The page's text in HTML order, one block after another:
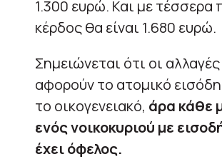
1.300 ευρώ. Και με τέσσερα
κέρδος θα είναι 1.680 ευρώ.
Σημειώνεται ότι οι
αφορούν το ατομικό
το οικογενειακό, άρα κάθε
ενός νοικοκυριού με
έχει όφελος.